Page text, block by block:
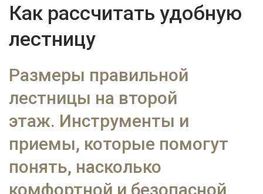
Как рассчитать удобную
лестницу
Размеры правильной
лестницы на второй
этаж. Инструменты и
приемы, которые помогут
понять, насколько
комфортной и безопасной